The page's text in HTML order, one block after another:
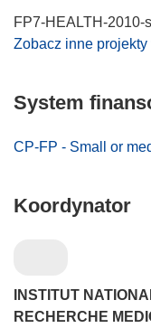
FP7-HEALTH-2010-
Zobacz inne
System
CP-FP - Small or
Koordynator
INSTITUT
RECHERCHE